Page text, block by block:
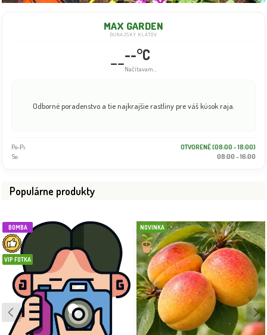
MAX GARDEN
DUNAJSKÝ KLÁTOV
--°C
Info dočasne nedostupné
Odborné poradenstvo a tie najkrajšie rastliny pre váš kúsok raja.
Po-Pi:
OTVORENÉ (08:00 - 18:00)
So:
08:00 - 16:00
Populárne produkty
BOMBA
VIP FOTKA
NOVINKA